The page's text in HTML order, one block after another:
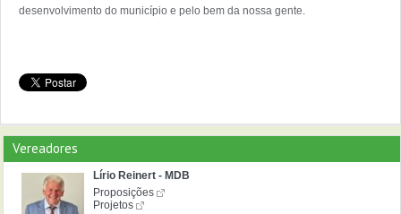
desenvolvimento do município e pelo bem da nossa gente.
Vereadores
Lírio Reinert - MDB
Proposições
Projetos